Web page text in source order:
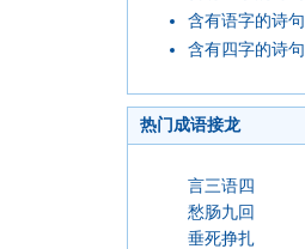
含有语字的诗句
含有四字的诗句
热门成语接龙
言三语四
愁肠九回
垂死挣扎